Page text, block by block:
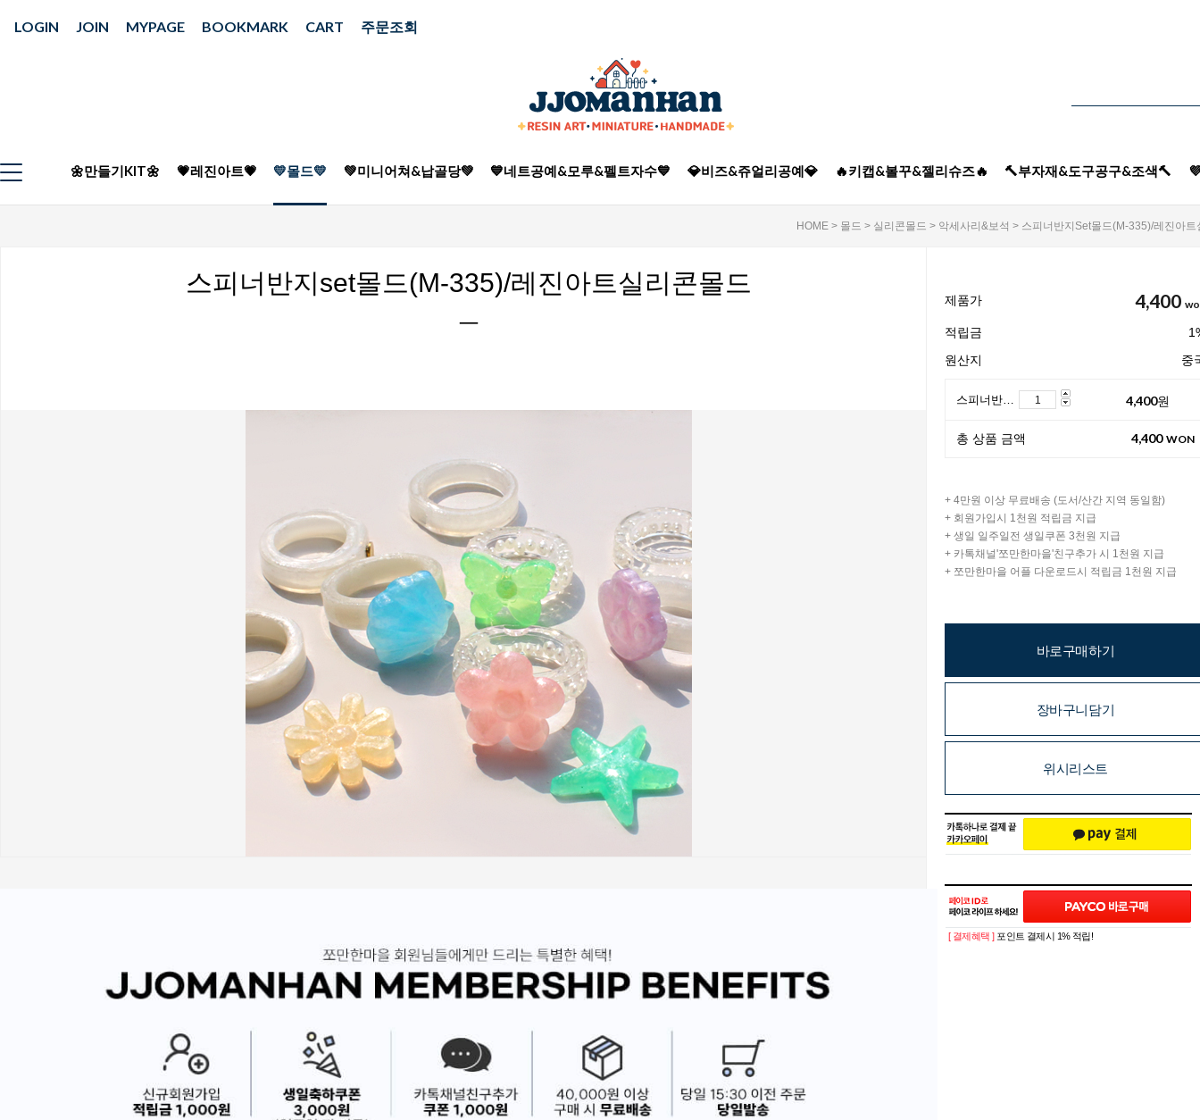
LOGIN JOIN MYPAGE BOOKMARK CART 주문조회
🌼만들기KIT🌼 💗레진아트💗 💛몰드💛 💚미니어쳐&납골당💚 💙네트공예&모루&펠트자수💙 💎비즈&쥬얼리공예💎 🔥키캡&볼꾸&젤리슈즈🔥 🔨부자재&도구공구&조색🔨
HOME > 몰드 > 실리콘몰드 > 악세사리&보석 > 스피너반지set몰드(M-335)/레진아트
스피너반지set몰드(M-335)/레진아트실리콘몰드
ㅡ
제품가 4,400
적립금
원산지
중
4,400원
총 상품 금액 4,400 WON
+ 4만원 이상 무료배송 (도서/산간 지역 동일함)
+ 회원가입시 1천원 적립금 지급
+ 생일 일주일전 생일쿠폰 3천원 지급
+ 카톡채널'쪼만한마을'친구추가 시 1천원 지급
+ 쪼만한마을 어플 다운로드시 적립금 1천원 지급
바로구매하기
장바구니담기
위시리스트
[ 결제혜택 ] 포인트 결제시 1% 적립!